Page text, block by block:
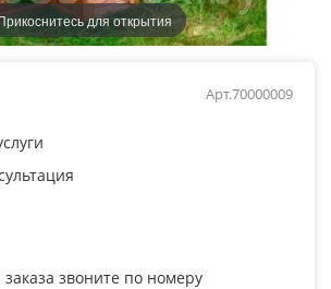
для открытия
Арт.70000009
звоните по номеру